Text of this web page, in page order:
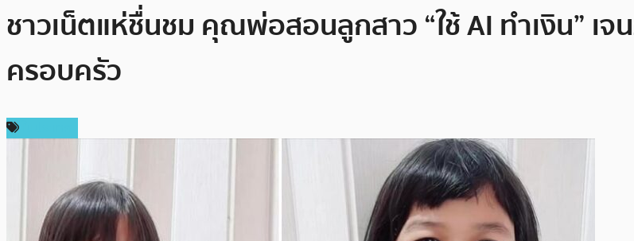
ชาวเน็ตแห่ชื่นชม คุณพ่อสอนลูกสาว “ใช้ AI ทำเงิน” เ
ครอบครัว